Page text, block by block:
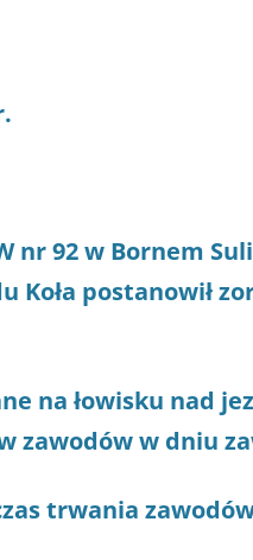
nr 92 w Bornem
Koła postanowił
na łowisku nad
zawodów w dniu
trwania